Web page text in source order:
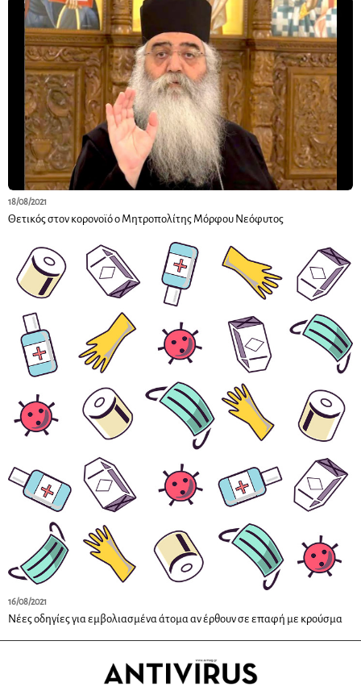
18/08/2021
Θετικός στον κορονοϊό ο Μητροπολίτης Μόρφου Νεόφυτος
16/08/2021
Νέες οδηγίες για εμβολιασμένα άτομα αν έρθουν σε επαφή με κρούσμα